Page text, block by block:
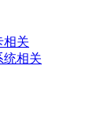
相关
统相关